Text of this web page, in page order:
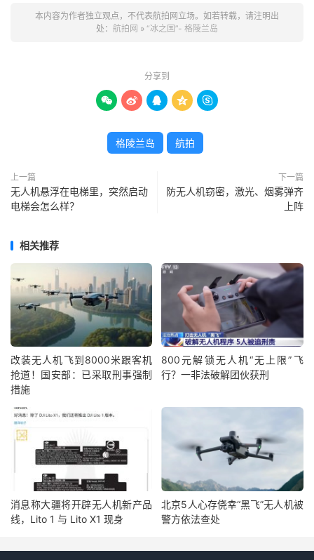
本内容为作者独立观点，不代表航拍网立场。如若转载，请注明出
处： 航拍网 » “冰之国”- 格陵兰岛
分享到
    
格陵兰岛 航拍
上一篇
无人机悬浮在电梯里，突然启动
电梯会怎么样？
下一篇
防无人机窃密，激光、烟雾弹齐
上阵
相关推荐
改装无人机飞到8000米跟客机
抢道！国安部：已采取刑事强制
措施
800元解锁无人机“无上限”飞
行？一非法破解团伙获刑
消息称大疆将开辟无人机新产品
线，Lito 1 与 Lito X1 现身
北京5人心存侥幸“黑飞”无人机被
警方依法查处